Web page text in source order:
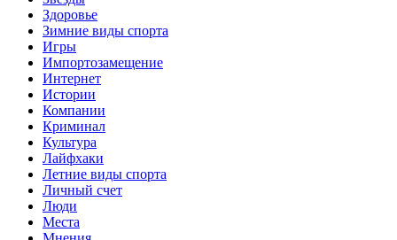
Здоровье
Зимние виды спорта
Игры
Импортозамещение
Интернет
Истории
Компании
Криминал
Культура
Лайфхаки
Летние виды спорта
Личный счет
Люди
Места